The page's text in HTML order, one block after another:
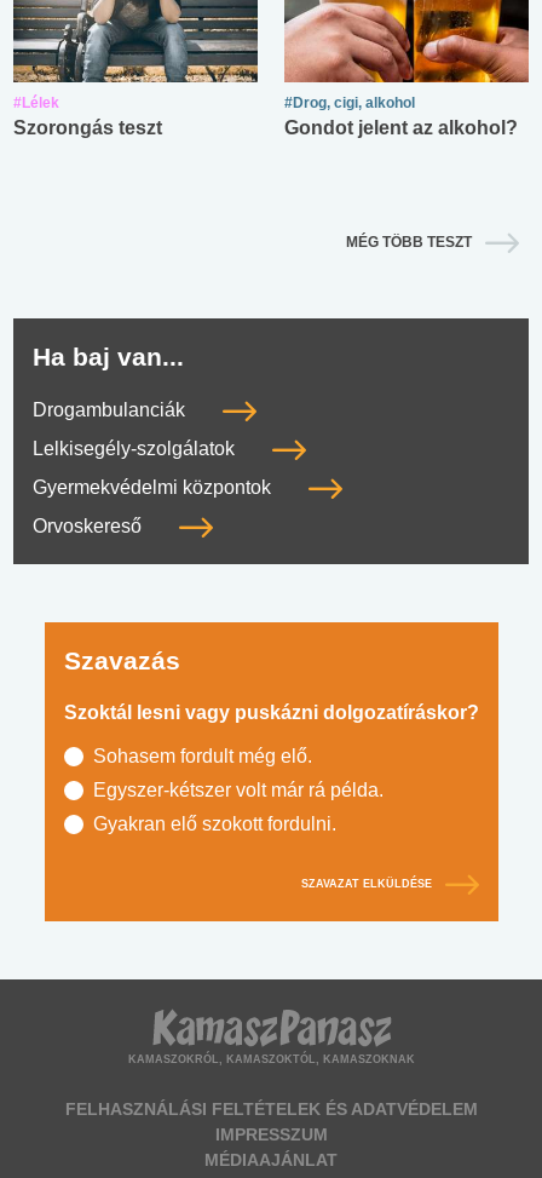
#Lélek
Szorongás teszt
#Drog, cigi, alkohol
Gondot jelent az alkohol?
MÉG TÖBB TESZT
Ha baj van...
Drogambulanciák
Lelkisegély-szolgálatok
Gyermekvédelmi központok
Orvoskereső
Szavazás
Szoktál lesni vagy puskázni dolgozatíráskor?
Sohasem fordult még elő.
Egyszer-kétszer volt már rá példa.
Gyakran elő szokott fordulni.
SZAVAZAT ELKÜLDÉSE
KAMASZOKRÓL, KAMASZOKTÓL, KAMASZOKNAK
FELHASZNÁLÁSI FELTÉTELEK ÉS ADATVÉDELEM
IMPRESSZUM
MÉDIAAJÁNLAT